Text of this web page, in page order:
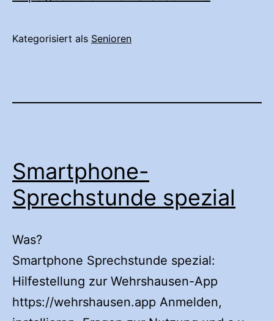
Kategorisiert als Senioren
Smartphone-
Sprechstunde spezial
Was?
Smartphone Sprechstunde spezial:
Hilfestellung zur Wehrshausen-App
https://wehrshausen.app Anmelden,